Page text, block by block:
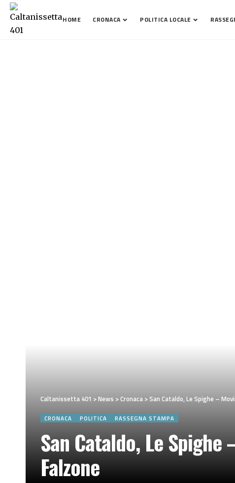
HOME CRONACA POLITICA LOCALE
Caltanissetta 401 >News >Cronaca >San Cataldo, Le Spighe –
CRONACA POLITICA RASSEGNA STAMPA
San Cataldo, Le
Falzone